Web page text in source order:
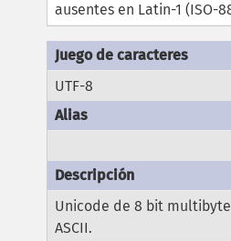
ausentes en Latin-1 (ISO-
UTF-8
Unicode de 8 bit
ASCII.